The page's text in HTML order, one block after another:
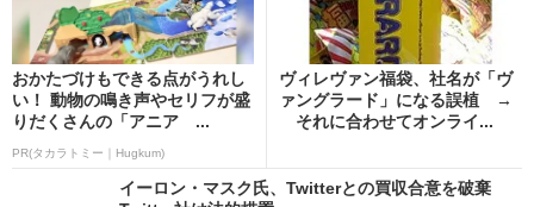
おかたづけもできる点がうれし
い！ 動物の鳴き声やセリフが盛
りだくさんの「アニア ...
PR(タカラトミー｜Hugkum)
ヴィレヴァン福袋、社名が「ヴ
ァングラード」になる誤植 →
それに合わせてオンライ...
イーロン・マスク氏、Twitterとの買収合意を破棄